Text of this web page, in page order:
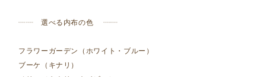
┈┈ 選べる内布の色 ┈┈
フラワーガーデン（ホワイト・ブルー）
ブーケ（キナリ）